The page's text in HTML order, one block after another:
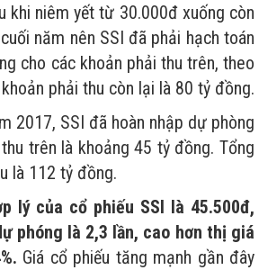
khi niêm yết từ 30.000đ xuống còn
năm nên SSI đã phải hạch toán
cho các khoản phải thu trên, theo
phải thu còn lại là 80 tỷ đồng.
2017, SSI đã hoàn nhập dự phòng
trên là khoảng 45 tỷ đồng. Tổng
là 112 tỷ đồng.
lý của cổ phiếu SSI là 45.500đ,
phóng là 2,3 lần, cao hơn thị giá
Giá cổ phiếu tăng mạnh gần đây